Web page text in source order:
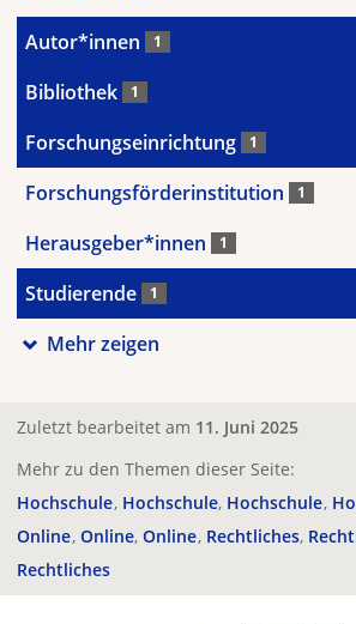
Autor*innen 1
Bibliothek 1
Forschungseinrichtung 1
Forschungsförderinstitution 1
Herausgeber*innen 1
Studierende 1
Mehr zeigen
Zuletzt bearbeitet am 11. Juni 2025
Mehr zu den Themen dieser Seite:
Hochschule Hochschule Hochschule
Online Online Online Rechtliches
Rechtliches